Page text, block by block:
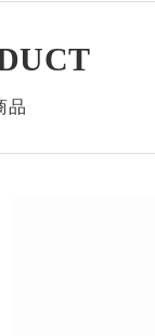
品